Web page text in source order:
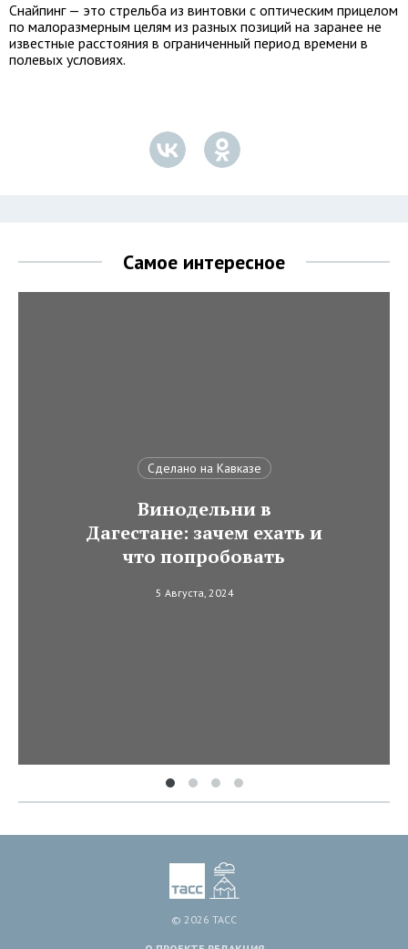
Снайпинг — это стрельба из винтовки с оптическим прицелом
по малоразмерным целям из разных позиций на заранее не
известные расстояния в ограниченный период времени в
полевых условиях.
Самое интересное
Сделано на Кавказе
Винодельни в
Дагестане: зачем ехать и
что попробовать
5 Августа, 2024
© 2026 ТАСС